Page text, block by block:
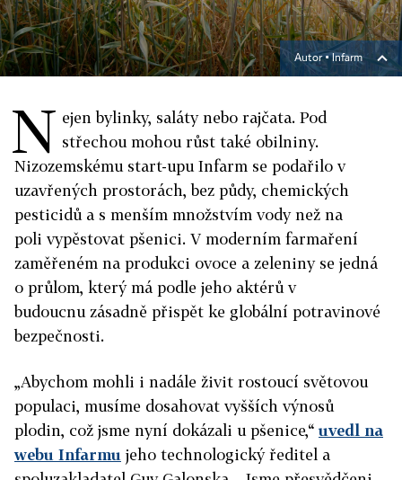
Autor ▪Infarm
N ejen bylinky, saláty nebo rajčata. Pod
střechou mohou růst také obilniny.
Nizozemskému start-upu Infarm se podařilo v
uzavřených prostorách, bez půdy, chemických
pesticidů a s menším množstvím vody než na
poli vypěstovat pšenici. V moderním farmaření
zaměřeném na produkci ovoce a zeleniny se jedná
o průlom, který má podle jeho aktérů v
budoucnu zásadně přispět ke globální potravinové
bezpečnosti.
„Abychom mohli i nadále živit rostoucí světovou
populaci, musíme dosahovat vyšších výnosů
plodin, což jsme nyní dokázali u pšenice,“uvedl na
webu Infarmu jeho technologický ředitel a